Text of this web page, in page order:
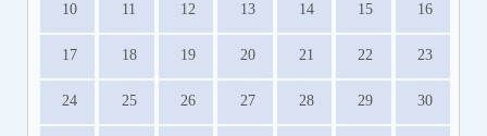
10 11 12 13 14 15 16
17 18 19 20 21 22 23
24 25 26 27 28 29 30